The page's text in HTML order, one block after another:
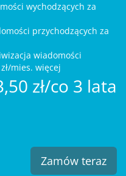
wychodzących za
przychodzących za
wiadomości
mies. więcej
zł/co 3 lata
Zamów teraz